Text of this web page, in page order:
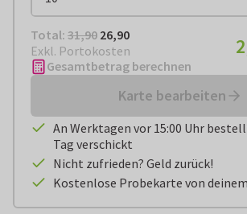
Total: € 26,90
Total: 31,90 26,90
Exkl. Portokosten
€
Gesamtbetrag berechnen
Karte bearbeiten
An Werktagen vor 15:00 Uhr
Tag verschickt
Nicht zufrieden? Geld zurück!
Kostenlose Probekarte von